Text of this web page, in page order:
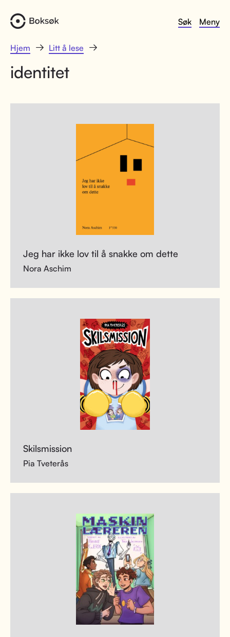
Søk Meny
Hjem Litt å lese
identitet
Jeg har ikke lov til å snakke om dette
Nora Aschim
Skilsmission
Pia Tveterås